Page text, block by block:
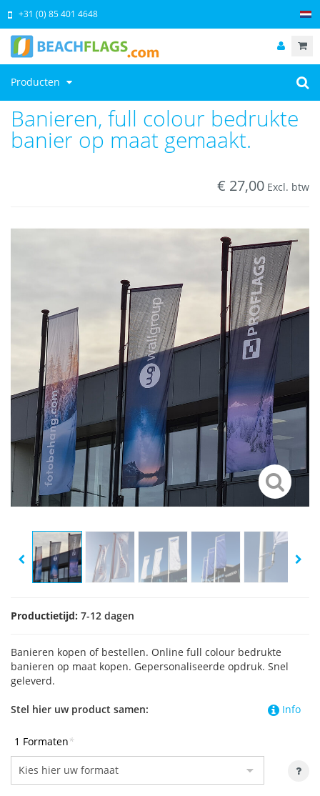
Producten
+31 (0) 85 401 4648
Banieren, full colour bedrukte
banier op maat gemaakt.
€ 27,00 Excl. btw
Productietijd: 7-12 dagen
Banieren kopen of bestellen. Online full colour bedrukte
banieren op maat kopen. Gepersonaliseerde opdruk. Snel
geleverd.
Info
Stel hier uw product samen:
1 Formaten*